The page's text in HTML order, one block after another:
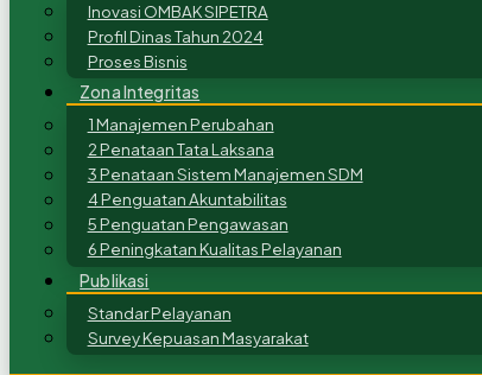
Inovasi OMBAK SIPETRA
Profil Dinas Tahun 2024
Proses Bisnis
Zona Integritas
1 Manajemen Perubahan
2 Penataan Tata Laksana
3 Penataan Sistem Manajemen SDM
4 Penguatan Akuntabilitas
5 Penguatan Pengawasan
6 Peningkatan Kualitas Pelayanan
Publikasi
Standar Pelayanan
Survey Kepuasan Masyarakat